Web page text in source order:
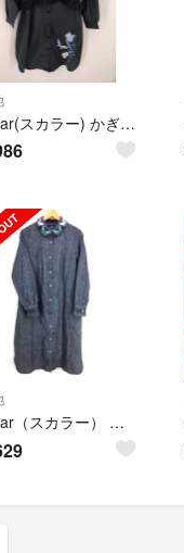
ScoLar(スカラー) かぎ針編みプルオーバー付き刺繍シャツワンピース シャツ
ScoLar（スカラー） シャツワンピース レディース ワンピース シャツ